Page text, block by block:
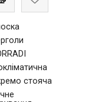
стояча